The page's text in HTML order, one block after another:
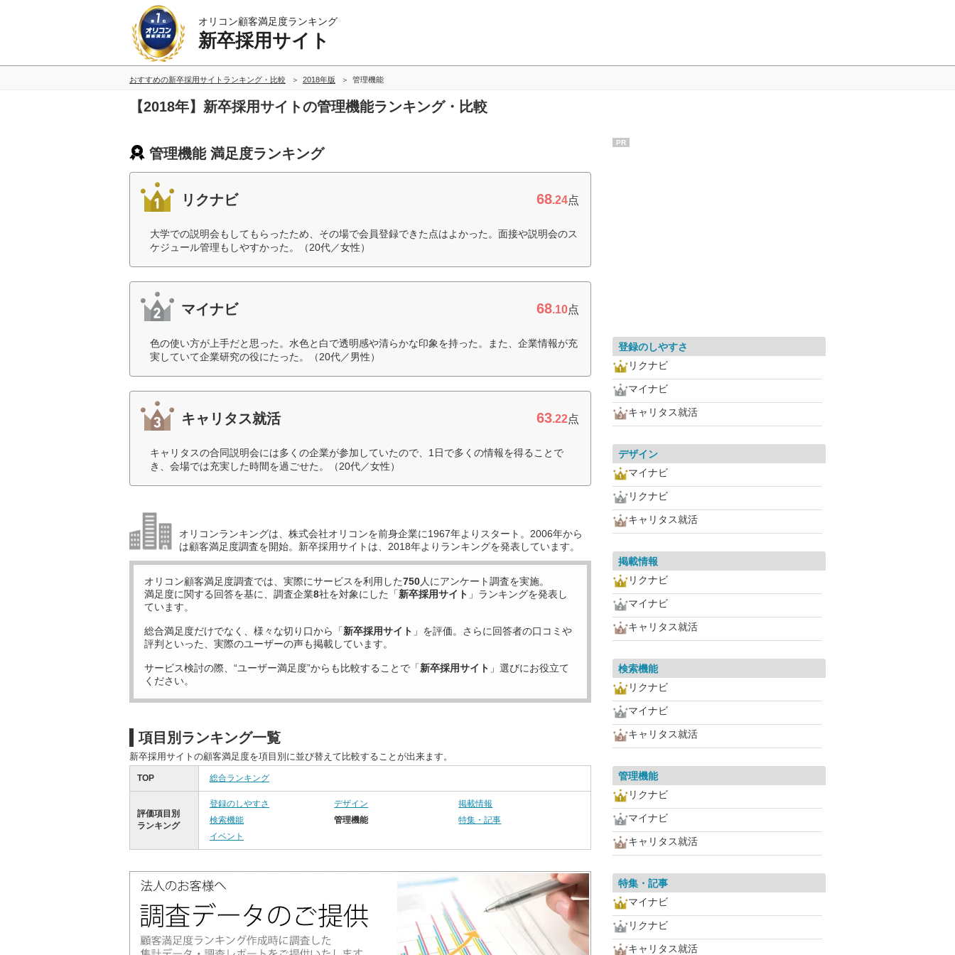
オリコン顧客満足度ランキング
新卒採用サイト
おすすめの新卒採用サイトランキング・比較 2018年版 管理機能
【2018年】新卒採用サイトの管理機能ランキング・比較
管理機能 満足度ランキング
リクナビ 68.24点
大学での説明会もしてもらったため、その場で会員登録できた点はよかった。面接や説明会のス
ケジュール管理もしやすかった。（20代／女性）
マイナビ 68.10点
色の使い方が上手だと思った。水色と白で透明感や清らかな印象を持った。また、企業情報が充
実していて企業研究の役にたった。（20代／男性）
キャリタス就活 63.22点
キャリタスの合同説明会には多くの企業が参加していたので、1日で多くの情報を得ることで
き、会場では充実した時間を過ごせた。（20代／女性）
オリコンランキングは、株式会社オリコンを前身企業に1967年よりスタート。2006年から
は顧客満足度調査を開始。新卒採用サイトは、2018年よりランキングを発表しています。
オリコン顧客満足度調査では、実際にサービスを利用した750人にアンケート調査を実施。
満足度に関する回答を基に、調査企業8社を対象にした「新卒採用サイト 」ランキングを発表し
ています。
総合満足度だけでなく、様々な切り口から「新卒採用サイト 」を評価。さらに回答者の口コミや
評判といった、実際のユーザーの声も掲載しています。
サービス検討の際、“ユーザー満足度”からも比較することで「新卒採用サイト 」選びにお役立て
ください。
項目別ランキング一覧
新卒採用サイトの顧客満足度を項目別に並び替えて比較することが出来ます。
TOP 総合ランキング
評価項目別
ランキング
登録のしやすさ デザイン
掲載情報
検索機能
管理機能
特集・記事
イベント
PR
登録のしやすさ
リクナビ
マイナビ
キャリタス就活
デザイン
マイナビ
リクナビ
キャリタス就活
掲載情報
リクナビ
マイナビ
キャリタス就活
検索機能
リクナビ
マイナビ
キャリタス就活
管理機能
リクナビ
マイナビ
キャリタス就活
特集・記事
マイナビ
リクナビ
キャリタス就活